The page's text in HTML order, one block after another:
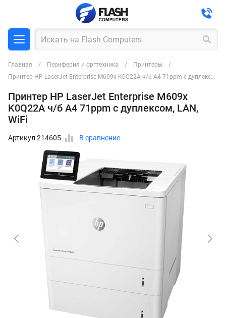
Главная Периферия и оргтехника
Принтеры
Принтер HP LaserJet Enterprise M609x K0Q22A ч/б A4 71ppm с дуплексом, LAN, WiFi
Принтер HP LaserJet Enterprise M609x
K0Q22A ч/б A4 71ppm с дуплексом, LAN,
WiFi
Артикул 214605 В сравнение